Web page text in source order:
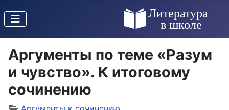
Аргументы по теме «Разум
и чувство». К итоговому
сочинению